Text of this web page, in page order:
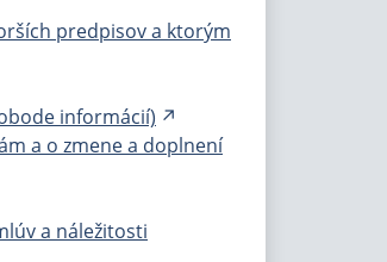
predpisov a ktorým
informácií)
a o zmene a doplnení
a náležitosti